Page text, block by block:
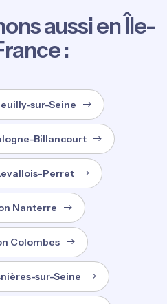
aussi en Île-
:
sur-Seine
Billancourt
Perret
Nanterre
Colombes
sur-Seine